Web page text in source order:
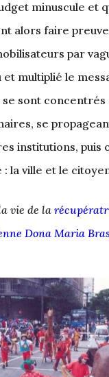
minuscule et
alors faire
par
multiplié le
sont concentrés
se
institutions, puis
: la ville et le
vie de la
Dona Maria